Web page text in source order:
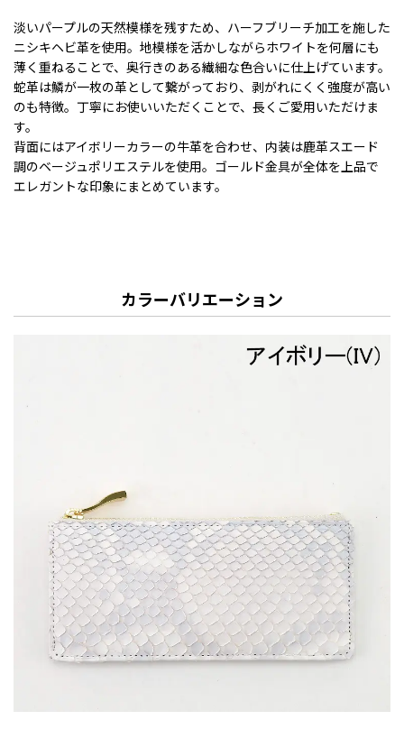
淡いパープルの天然模様を残すため、ハーフブリーチ加工を施した
ニシキヘビ革を使用。地模様を活かしながらホワイトを何層にも
薄く重ねることで、奥行きのある繊細な色合いに仕上げています。
蛇革は鱗が一枚の革として繋がっており、剥がれにくく強度が高い
のも特徴。丁寧にお使いいただくことで、長くご愛用いただけま
す。
背面にはアイボリーカラーの牛革を合わせ、内装は鹿革スエード
調のベージュポリエステルを使用。ゴールド金具が全体を上品で
エレガントな印象にまとめています。
カラーバリエーション